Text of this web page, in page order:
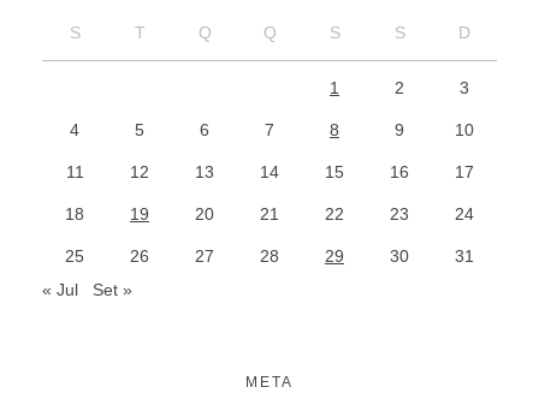
S T Q Q S S D
1 2 3
4 5 6 7 8 9 10
11 12 13 14 15 16 17
18 19 20 21 22 23 24
25 26 27 28 29 30
31
« Jul
Set »
META